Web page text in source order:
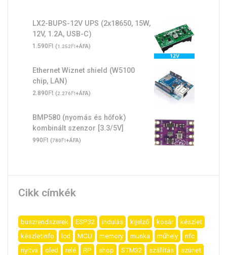
LX2-BUPS-12V UPS (2x18650, 15W,
12V, 1.2A, USB-C)
1.590Ft (1.252Ft+ÁFA)
Ethernet Wiznet shield (W5100
chip, LAN)
2.890Ft (2.276Ft+ÁFA)
BMP580 (nyomás és hőfok)
kombinált szenzor [3.3/5V]
990Ft (780Ft+ÁFA)
Cikk címkék
buszrendszerek ESP32 indulás kijelző kosár
készlet
készletinfo
lcd MCU memory munka műhely
nfc
nyitva
oled relé RP shop STM32 szállítás
szünet